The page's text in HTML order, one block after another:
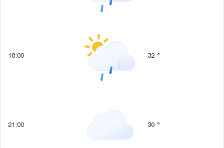
18:00 32 °
21:00 30 °